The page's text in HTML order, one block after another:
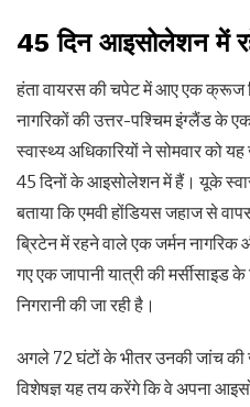
45 दिन आइसोलेशन में
हंता वायरस की चपेट में आए एक क्रूज
नागरिकों की उत्तर-पश्चिम इंग्लैंड के
स्वास्थ्य अधिकारियों ने सोमवार को
45 दिनों के आइसोलेशन में हैं। यूके
बताया कि एमवी होंडियस जहाज से
ब्रिटेन में रहने वाले एक जर्मन
गए एक जापानी यात्री की मर्सीसाइड
निगरानी की जा रही है।
अगले 72 घंटों के भीतर उनकी जांच की
विशेषज्ञ यह तय करेंगे कि वे अपना